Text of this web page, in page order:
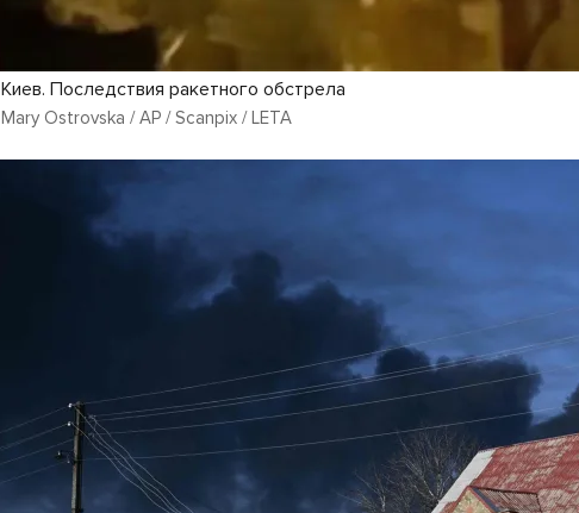
Киев. Последствия ракетного обстрела
Mary Ostrovska / AP / Scanpix / LETA